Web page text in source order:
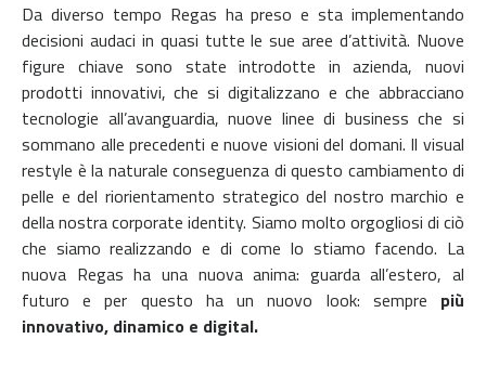
Da diverso tempo Regas ha preso e sta implementando
decisioni audaci in quasi tutte le sue aree d’attività. Nuove
figure chiave sono state introdotte in azienda, nuovi
prodotti innovativi, che si digitalizzano e che abbracciano
tecnologie all’avanguardia, nuove linee di business che si
sommano alle precedenti e nuove visioni del domani. Il visual
restyle è la naturale conseguenza di questo cambiamento di
pelle e del riorientamento strategico del nostro marchio e
della nostra corporate identity. Siamo molto orgogliosi di ciò
che siamo realizzando e di come lo stiamo facendo. La
nuova Regas ha una nuova anima: guarda all’estero, al
futuro e per questo ha un nuovo look: sempre più
innovativo, dinamico e digital.